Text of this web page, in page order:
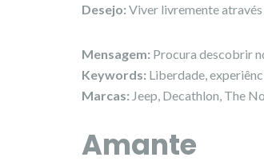
Desejo: Viver livremente
Mensagem: Procura descobrir
Keywords: Liberdade,
Marcas: Jeep, Decathlon, The
Amante